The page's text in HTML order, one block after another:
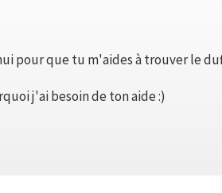
pour que tu m'aides à trouver le
j'ai besoin de ton aide :)